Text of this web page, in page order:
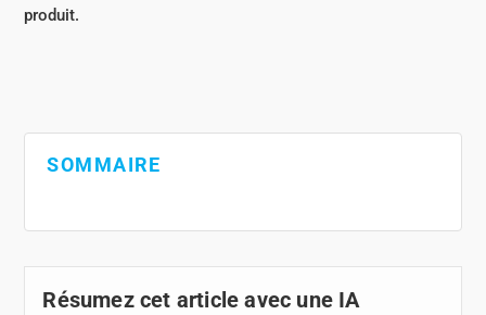
produit.
SOMMAIRE
Résumez cet article avec une IA